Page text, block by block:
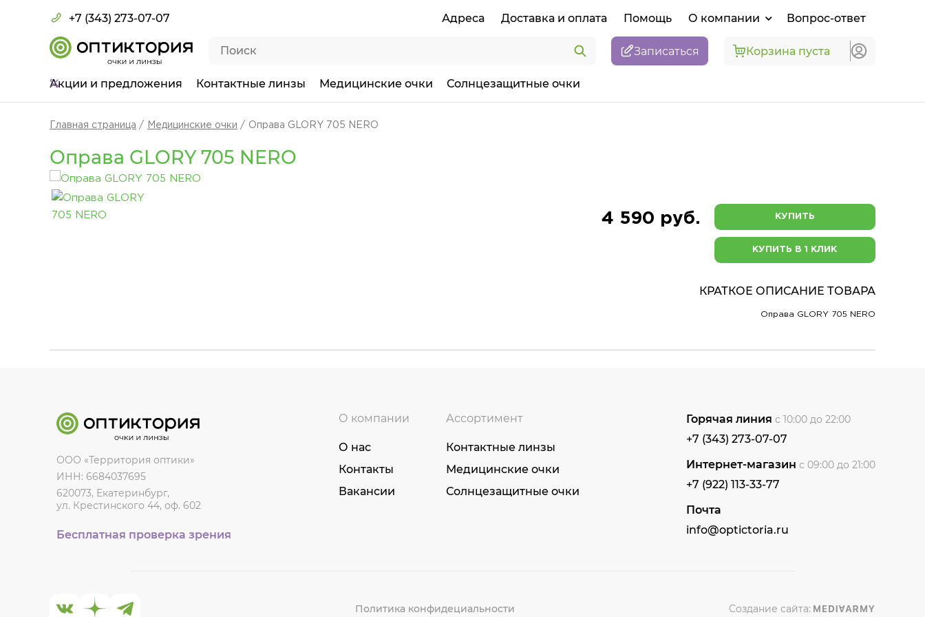
+7 (343) 273-07-07 Адреса Доставка и оплата Помощь О компании Вопрос-ответ
Записаться Корзина пуста
Акции и предложения Контактные линзы Медицинские очки Солнцезащитные очки
Главная страница Медицинские очки Оправа GLORY 705 NERO
Оправа GLORY 705 NERO
4 590 руб. КУПИТЬ
КУПИТЬ В 1 КЛИК
КРАТКОЕ ОПИСАНИЕ ТОВАРА
Оправа GLORY 705 NERO
ООО «Территория оптики»
ИНН: 6684037695
620073, Екатеринбург,
ул. Крестинского 44, оф. 602
Бесплатная проверка зрения
О компании
О нас
Контакты
Вакансии
Ассортимент
Контактные линзы
Медицинские очки
Солнцезащитные очки
Горячая линия с 10:00 до 22:00
+7 (343) 273-07-07
Интернет-магазин с 09:00 до 21:00
+7 (922) 113-33-77
Почта
info@optictoria.ru
Политика конфидециальности Создание сайта: